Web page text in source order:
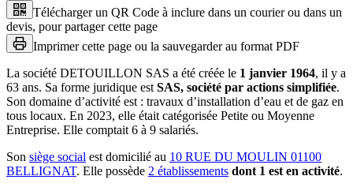
Télécharger un QR Code à inclure dans un courier ou dans un
devis, pour partager cette page
Imprimer cette page ou la sauvegarder au format PDF
La société DETOUILLON SAS a été créée le 1 janvier 1964, il y a
63 ans. Sa forme juridique est SAS, société par actions simplifiée.
Son domaine d’activité est : travaux d’installation d’eau et de gaz en
tous locaux. En 2023, elle était catégorisée Petite ou Moyenne
Entreprise. Elle comptait 6 à 9 salariés.
Son siège social est domicilié au 10 RUE DU MOULIN 01100
BELLIGNAT. Elle possède 2 établissements dont 1 est en activité.